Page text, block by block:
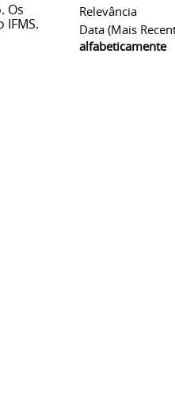
Relevância
Data (mais
alfabeticamente
Os